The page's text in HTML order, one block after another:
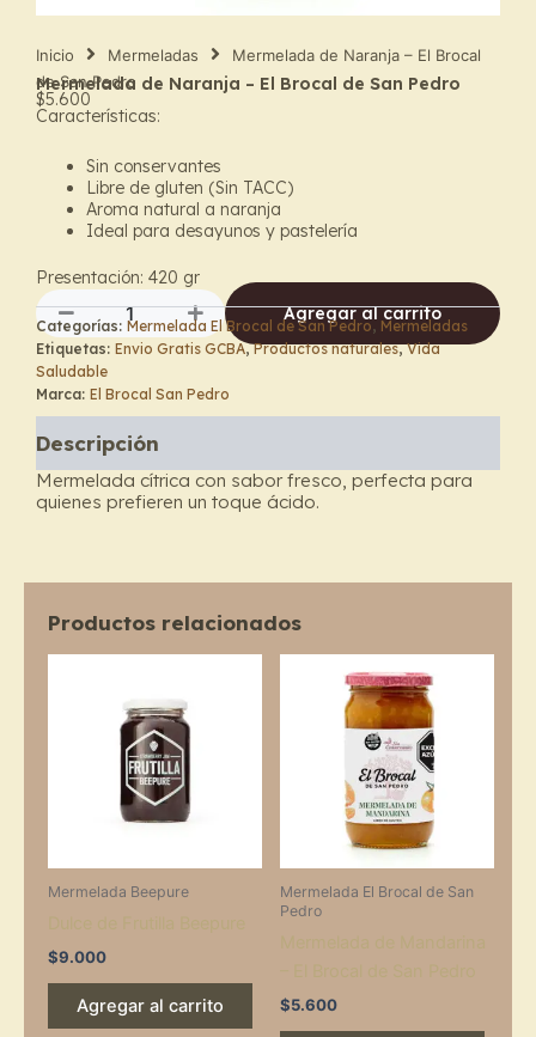
Inicio Mermeladas
Mermelada de Naranja – El Brocal
de San Pedro
Mermelada de Naranja – El Brocal de San Pedro
$5.600
Características:
Sin conservantes
Libre de gluten (Sin TACC)
Aroma natural a naranja
Ideal para desayunos y pastelería
Presentación: 420 gr
Mermelada
de
Naranja
–
Brocal
de
San
Agregar al carrito
Categorías: Mermelada El Brocal de San Pedro, Mermeladas
Etiquetas: Envio Gratis GCBA,Productos naturales,Vida
Saludable
Marca: El Brocal San Pedro
Descripción
Mermelada cítrica con sabor fresco, perfecta para
quienes prefieren un toque ácido.
Productos relacionados
Mermelada Beepure
$9.000
Agregar al carrito
Mermelada El Brocal de San
Pedro
$5.600